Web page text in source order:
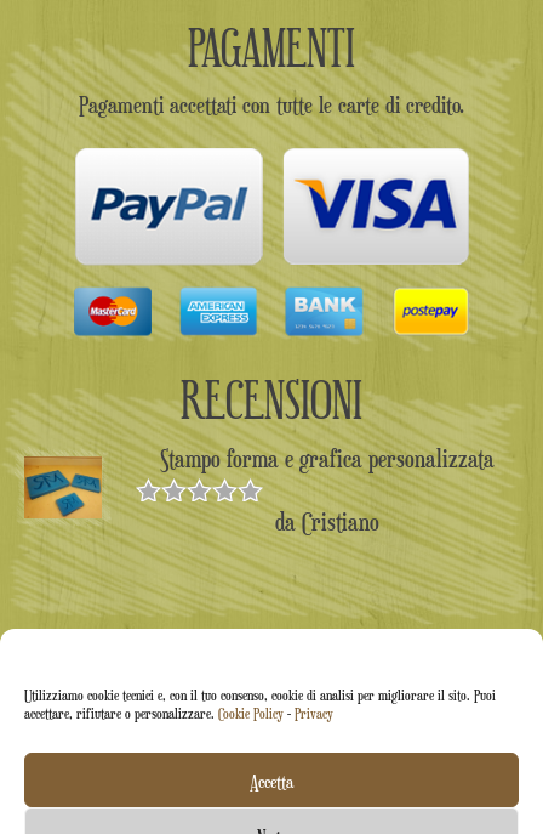
Utilizziamo cookie tecnici e, con il tuo consenso, cookie di analisi per migliorare il sito. Puoi
accettare, rifiutare o personalizzare. Cookie Policy - Privacy
Accetta
PAGAMENTI
Pagamenti accettati con tutte le carte di credito.
RECENSIONI
Stampo forma e grafica personalizzata
Valutato5
su 5
da Cristiano
Arti&Inventive ® 2005-2026 | P.iva 05070120877 |